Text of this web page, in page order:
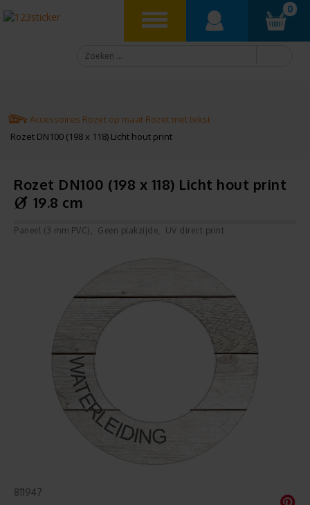
0
Accessoires Rozet op maat Rozet met tekst
Rozet DN100 (198 x 118) Licht hout print
Rozet DN100 (198 x 118) Licht hout print
19.8 cm
Paneel (3 mm PVC) Geen plakzijde UV direct print
811947